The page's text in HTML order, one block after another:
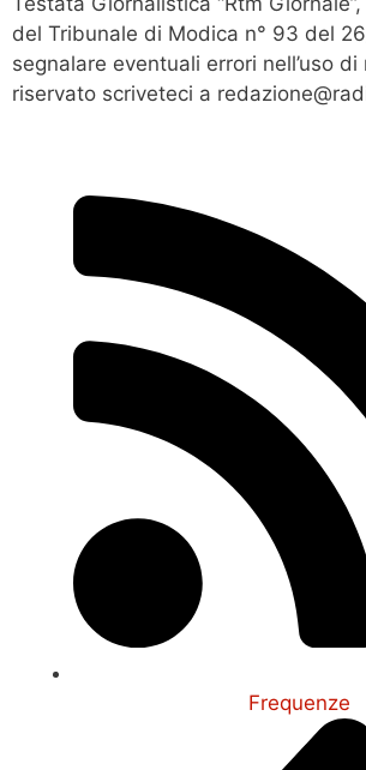
del Tribunale di Modica n° 93 del
segnalare eventuali errori nell’uso di
riservato scriveteci a
Frequenze